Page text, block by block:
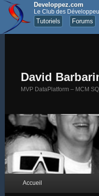
Developpez.com
Le Club des
Tutoriels Forums
David
MVP DataPlatform – MCM
Aller au contenu principal
Aller au contenu
Accueil